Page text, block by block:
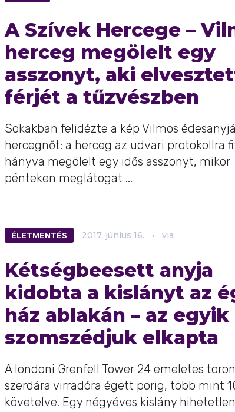
A Szívek Hercege –
herceg megölelt egy
asszonyt, aki
férjét a tűzvészben
Sokakban felidézte a kép Vilmos
hercegnőt: a herceg az udvari protokollra
hányva megölelt egy idős asszonyt, mikor
pénteken meglátogat ...
ÉLETMENTÉS 2017. június 16. via
Kétségbeesett anyja
kidobta a kislányt az
ház ablakán – az egyik
szomszédjuk elkapta
A londoni Grenfell Tower 24 emeletes
szerdára virradóra égett porig, több mint
követelve. Egy négyéves kislány hihetetlen